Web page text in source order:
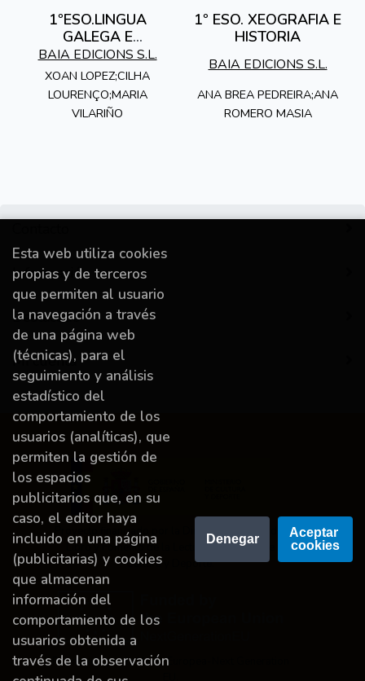
1ºESO.LINGUA
GALEGA E
LITERATURA ED.2015
BAIA EDICIONS S.L.
XOAN LOPEZ;CILHA
LOURENÇO;MARIA
VILARIÑO
1º ESO. XEOGRAFIA E
HISTORIA
BAIA EDICIONS S.L.
ANA BREA PEDREIRA;ANA
ROMERO MASIA
Información
Destacado
Mi cuenta
Proyecto financiado por la Dirección General del
Libro y Fomento de la Lectura, Ministerio de
Cultura y Deporte.
Financiado por la Unión Europea-Next Generation
Esta web utiliza cookies
propias y de terceros
que permiten al usuario
la navegación a través
de una página web
(técnicas), para el
seguimiento y análisis
estadístico del
comportamiento de los
usuarios (analíticas), que
permiten la gestión de
los espacios
publicitarios que, en su
caso, el editor haya
incluido en una página
(publicitarias) y cookies
que almacenan
información del
comportamiento de los
usuarios obtenida a
través de la observación
Denegar
Aceptar
cookies